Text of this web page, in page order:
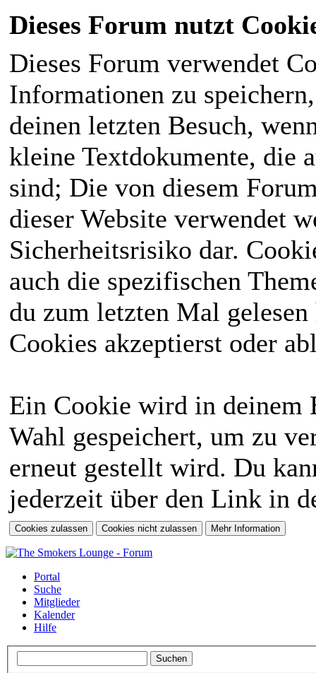
Dieses Forum nutzt
Dieses Forum verwendet
Informationen zu
deinen letzten Besuch,
kleine Textdokumente, die
sind; Die von diesem
dieser Website verwendet
Sicherheitsrisiko dar.
auch die spezifischen
du zum letzten Mal
Cookies akzeptierst oder
Ein Cookie wird in deinem
Wahl gespeichert, um zu
erneut gestellt wird. Du
jederzeit über den Link in
Portal
Suche
Mitglieder
Kalender
Hilfe